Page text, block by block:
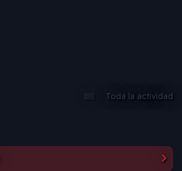
Toda la actividad